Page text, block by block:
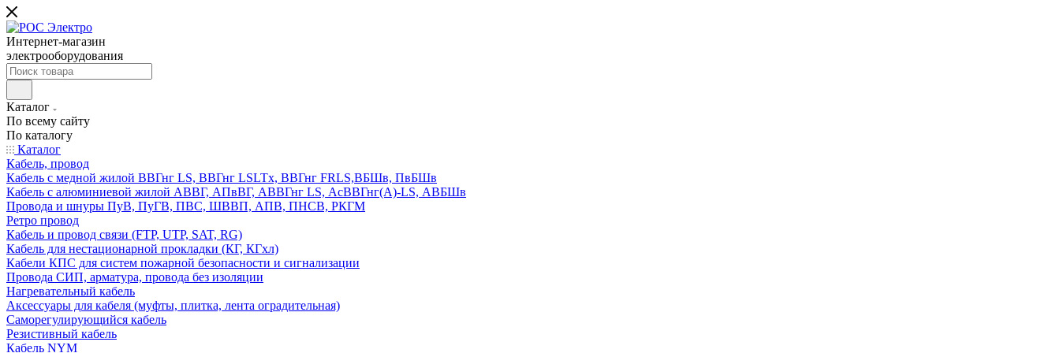
Интернет-магазин
электрооборудования
Каталог
По всему сайту
По каталогу
Каталог
Кабель, провод
Кабель с медной жилой ВВГнг LS, ВВГнг LSLTx, ВВГнг FRLS,ВБШв, ПвБШв
Кабель с алюминиевой жилой АВВГ, АПвВГ, АВВГнг LS, АсВВГнг(А)-LS, АВБШв
Провода и шнуры ПуВ, ПуГВ, ПВС, ШВВП, АПВ, ПНСВ, РКГМ
Ретро провод
Кабель и провод связи (FTP, UTP, SAT, RG)
Кабель для нестационарной прокладки (КГ, КГхл)
Кабели КПС для систем пожарной безопасности и сигнализации
Провода СИП, арматура, провода без изоляции
Нагревательный кабель
Аксессуары для кабеля (муфты, плитка, лента оградительная)
Саморегулирующийся кабель
Резистивный кабель
Кабель NYM